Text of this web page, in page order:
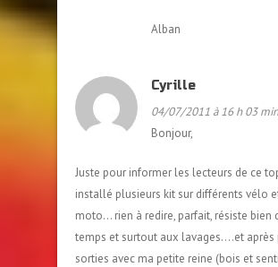
Alban
Cyrille
04/07/2011 à 16 h 03 min
Bonjour,
Juste pour informer les lecteurs de ce
installé plusieurs kit sur différents vélo
moto… rien à redire, parfait, résiste bien
temps et surtout aux lavages….et après
sorties avec ma petite reine (bois et